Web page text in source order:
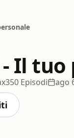
Il
350 Episodi ago